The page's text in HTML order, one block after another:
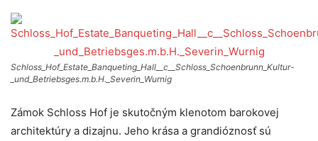
Schloss_Hof_Estate_Banqueting_Hall__c__Schloss_Schoenbrunn_Kultur-
_und_Betriebsges.m.b.H._Severin_Wurnig
Zámok Schloss Hof je skutočným klenotom barokovej
architektúry a dizajnu. Jeho krása a grandióznosť sú